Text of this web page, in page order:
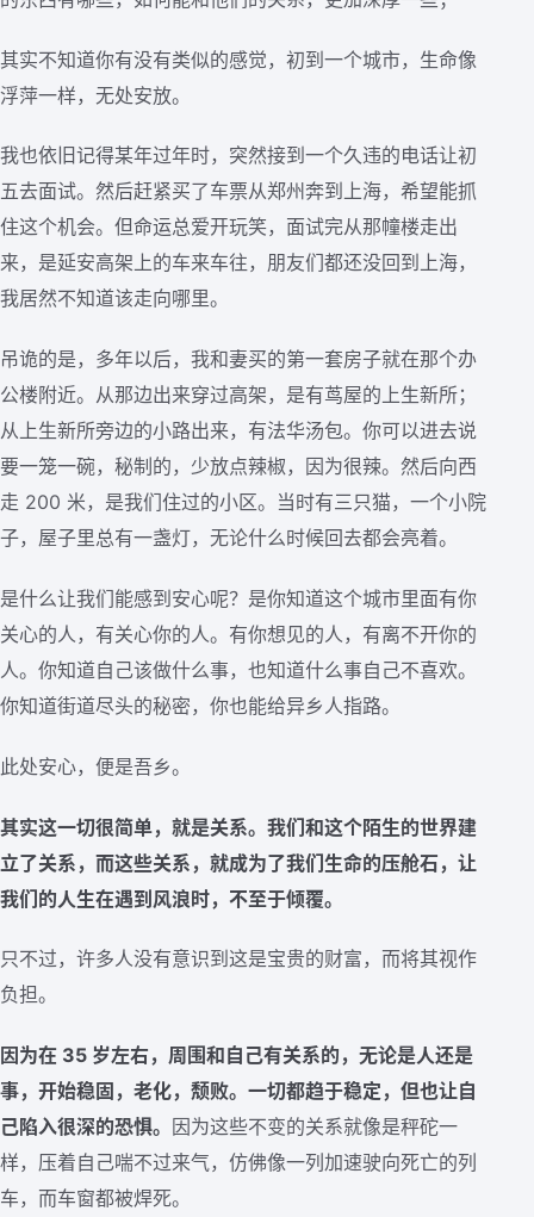
其实不知道你有没有类似的感觉，初到一个城市，生命像
浮萍一样，无处安放。
我也依旧记得某年过年时，突然接到一个久违的电话让初
五去面试。然后赶紧买了车票从郑州奔到上海，希望能抓
住这个机会。但命运总爱开玩笑，面试完从那幢楼走出
来，是延安高架上的车来车往，朋友们都还没回到上海，
我居然不知道该走向哪里。
吊诡的是，多年以后，我和妻买的第一套房子就在那个办
公楼附近。从那边出来穿过高架，是有茑屋的上生新所；
从上生新所旁边的小路出来，有法华汤包。你可以进去说
要一笼一碗，秘制的，少放点辣椒，因为很辣。然后向西
走 200 米，是我们住过的小区。当时有三只猫，一个小院
子，屋子里总有一盏灯，无论什么时候回去都会亮着。
是什么让我们能感到安心呢？是你知道这个城市里面有你
关心的人，有关心你的人。有你想见的人，有离不开你的
人。你知道自己该做什么事，也知道什么事自己不喜欢。
你知道街道尽头的秘密，你也能给异乡人指路。
此处安心，便是吾乡。
其实这一切很简单，就是关系。我们和这个陌生的世界建
立了关系，而这些关系，就成为了我们生命的压舱石，让
我们的人生在遇到风浪时，不至于倾覆。
只不过，许多人没有意识到这是宝贵的财富，而将其视作
负担。
因为在 35 岁左右，周围和自己有关系的，无论是人还是
事，开始稳固，老化，颓败。一切都趋于稳定，但也让自
己陷入很深的恐惧。 因为这些不变的关系就像是秤砣一
样，压着自己喘不过来气，仿佛像一列加速驶向死亡的列
车，而车窗都被焊死。